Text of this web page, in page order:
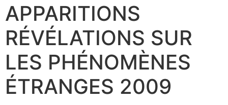
APPARITIONS
RÉVÉLATIONS SUR
LES PHÉNOMÈNES
ÉTRANGES 2009